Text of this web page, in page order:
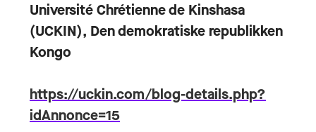
Université Chrétienne de Kinshasa
(UCKIN), Den demokratiske republikken
Kongo
https://uckin.com/blog-details.php?
idAnnonce=15